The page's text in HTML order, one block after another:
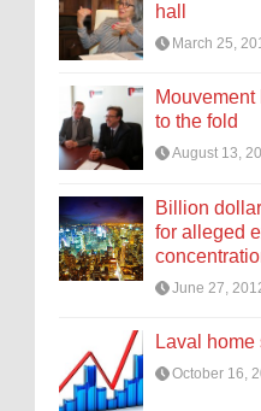
hall
March 25,
to the fold
August 13,
Billion
for alleged
June 27,
Laval
October 16,